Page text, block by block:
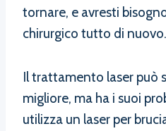
tornare, e avresti
chirurgico tutto di nuovo.
Il trattamento laser può
migliore, ma ha i suoi
utilizza un laser per